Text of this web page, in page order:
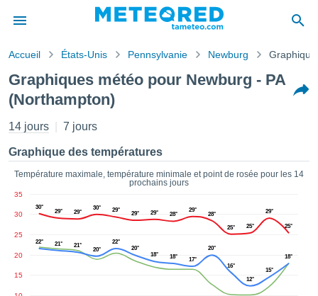
de
a
des
les
Accueil États-Unis Pennsylvanie Newburg
Graphiques météo pour Newburg - PA
(Northampton)
14 jours 7 jours
Graphique des températures
Température maximale, température minimale et point de rosée pour les 14
prochains jours
15
20
25
30
35
30°
29° 29°
30° 29°
29° 29° 28°
29°
28°
25° 25°
29°
25°
22° 21° 21°
20°
22°
20°
18°
18° 17°
20°
16°
12°
15°
18°